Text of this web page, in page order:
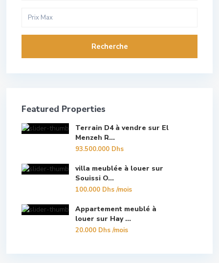
Recherche
Featured Properties
Terrain D4 à vendre sur El
Menzeh R...
93.500.000 Dhs
villa meublée à louer sur
Souissi O...
100.000 Dhs/mois
Appartement meublé à
louer sur Hay ...
20.000 Dhs/mois